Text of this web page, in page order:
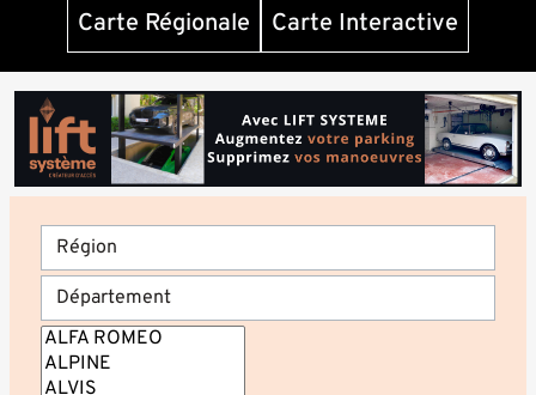
Carte Régionale
Carte Interactive